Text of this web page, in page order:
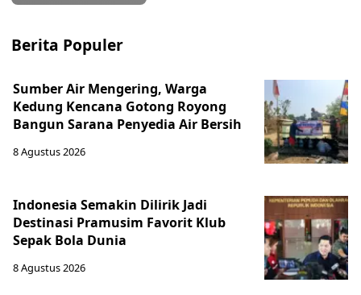
Berita Populer
Sumber Air Mengering, Warga
Kedung Kencana Gotong Royong
Bangun Sarana Penyedia Air Bersih
8 Agustus 2026
Indonesia Semakin Dilirik Jadi
Destinasi Pramusim Favorit Klub
Sepak Bola Dunia
8 Agustus 2026